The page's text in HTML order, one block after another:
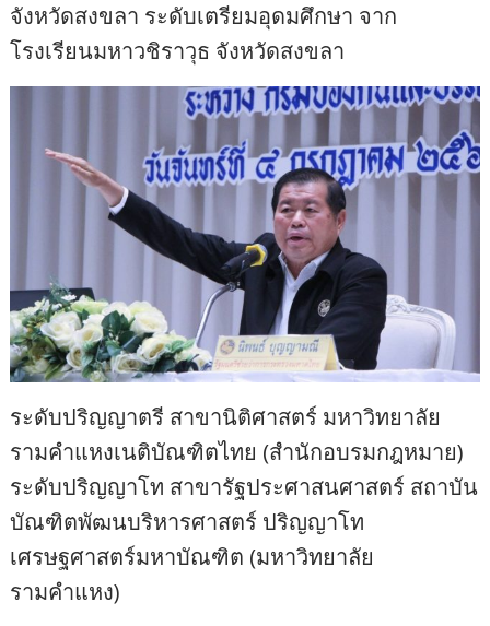
จังหวัดสงขลา ระดับเตรียมอุดมศึกษา จาก
โรงเรียนมหาวชิราวุธ จังหวัดสงขลา
ระดับปริญญาตรี สาขานิติศาสตร์ มหาวิทยาลัย
รามคำแหงเนติบัณฑิตไทย (สำนักอบรมกฎหมาย)
ระดับปริญญาโท สาขารัฐประศาสนศาสตร์ สถาบัน
บัณฑิตพัฒนบริหารศาสตร์ ปริญญาโท
เศรษฐศาสตร์มหาบัณฑิต (มหาวิทยาลัย
รามคำแหง)